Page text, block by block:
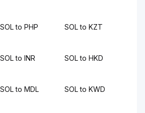
SOL to PHP SOL to KZT
SOL to INR SOL to HKD
SOL to MDL SOL to KWD